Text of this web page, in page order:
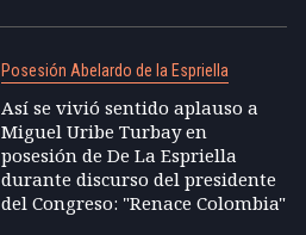
Posesión Abelardo de la Espriella
Así se vivió sentido aplauso a
Miguel Uribe Turbay en
posesión de De La Espriella
durante discurso del presidente
del Congreso: "Renace Colombia"